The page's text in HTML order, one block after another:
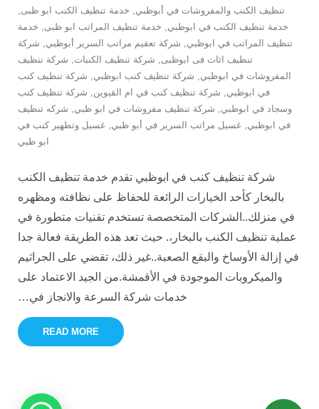
تنظيف الكنب والمفروشات في أبوظبي, خدمة تنظيف الكنب ابو ظبى,
خدمة تنظيف الكنب في ابوظبي, خدمة تنظيف المراتب ابو ظبى, خدمة
تنظيف المراتب في ابوظبي, شركة تعقيم مراتب السرير أبوظبي, شركة
تنظيف اثاث فى ابوظبى, شركة تنظيف الكنبات, شركة تنظيف
المفروشات في ابوظبي, شركة تنظيف كنب ابوظبي, شركة تنظيف كنب
في ابوظبي, شركة تنظيف كنب في ام القيوين, شركة تنظيف كنب
وسجاد في ابوظبي, شركة تنظيف مفروشات في ابو ظبي, شركه تنظيف
في ابوظبي, غسيل مراتب السرير في أبو ظبي, غسيل وتطهير كنب في
ابو ظبي
شركة تنظيف كنب في ابوظبي تقدم خدمة تنظيف الكنب
بالبخار كأحد الخيارات الرائعة للحفاظ على نظافته ومظهره
في منزلك..الشركات المتخصصة تستخدم تقنيات متطورة في
عملية تنظيف الكنب بالبخار،. حيث تعد هذه الطريقة فعالة جدا
في إزالة الأوساخ والبقع الصعبة..غير ذلك، تقضي على الجراثيم
والميكروبات الموجودة في الأقمشة.من الجيد الاعتماد على
خدمات شركة السرعة والانجاز في…
READ MORE